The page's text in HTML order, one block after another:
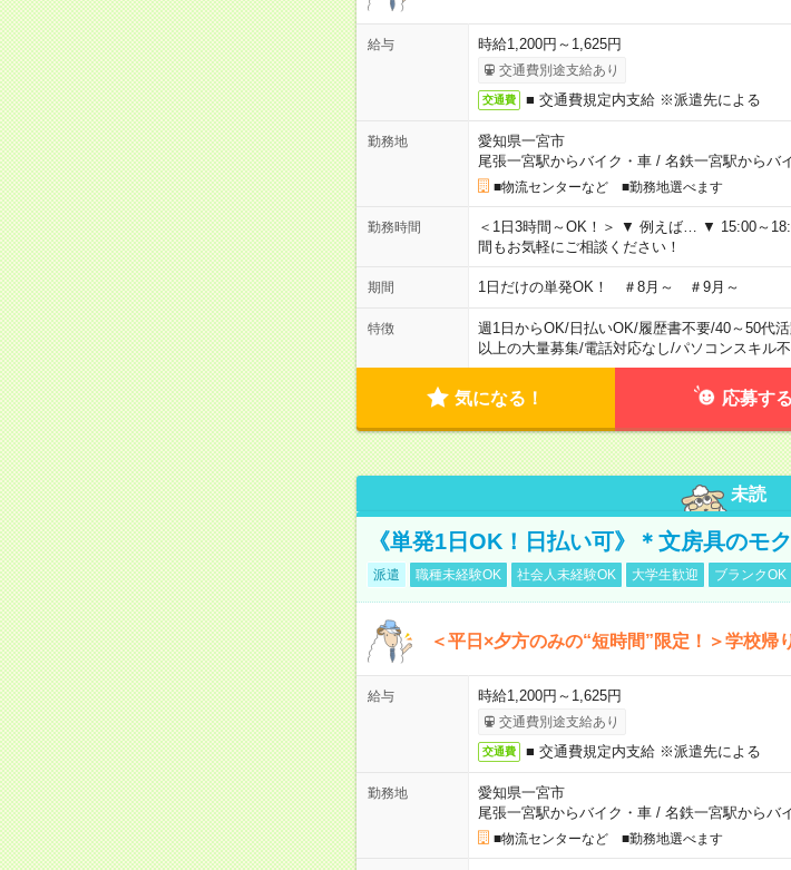
給与 時給1,200円～1,625円
交通費別途支給あり
交通費 ■ 交通費規定内支給 ※派遣先による
勤務地
愛知県一宮市
尾張一宮駅からバイク・車/ 名鉄一宮駅からバ
■物流センターなど ■勤務地選べます
勤務時間
＜1日3時間～OK！＞ ▼ 例えば… ▼ 15:00～
間もお気軽にご相談ください！
期間 1日だけの単発OK！ ＃8月～ ＃9月～
特徴 週1日からOK/日払いOK/履歴書不要/40～50代
以上の大量募集/電話対応なし/パソコンスキル
気になる！ 応募する
未読
《単発1日OK！日払い可》＊文房具のモ
派遣 職種未経験OK 社会人未経験OK 大学生歓迎 ブランクOK
＜平日×夕方のみの“短時間”限定！＞学校
給与 時給1,200円～1,625円
交通費別途支給あり
交通費 ■ 交通費規定内支給 ※派遣先による
勤務地
愛知県一宮市
尾張一宮駅からバイク・車/ 名鉄一宮駅からバ
■物流センターなど ■勤務地選べます